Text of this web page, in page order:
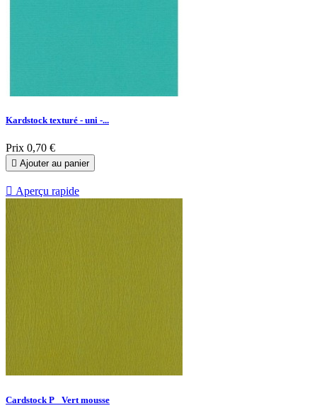
Kardstock texturé - uni -...
Prix 0,70 €
 Ajouter au panier
 Aperçu rapide
Cardstock P_ Vert mousse